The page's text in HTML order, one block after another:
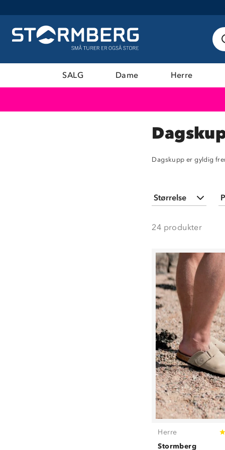
SALG Dame Herre
Dagskupp er gyldig
Størrelse
XS (2)
L
6)
XL
5 )
XXL (6
3XL
(4
4XL
(
28
29
)
30
31 (1)
32 (1)
33 (1)
34 (1)
35 (1)
37 (2)
38
39
24 produkter
Herre
Stormberg